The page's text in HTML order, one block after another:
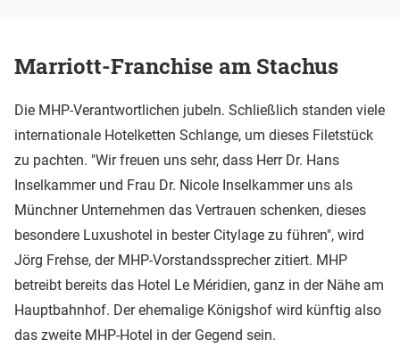
Marriott-Franchise am Stachus
Die MHP-Verantwortlichen jubeln. Schließlich standen viele
internationale Hotelketten Schlange, um dieses Filetstück
zu pachten. "Wir freuen uns sehr, dass Herr Dr. Hans
Inselkammer und Frau Dr. Nicole Inselkammer uns als
Münchner Unternehmen das Vertrauen schenken, dieses
besondere Luxushotel in bester Citylage zu führen", wird
Jörg Frehse, der MHP-Vorstandssprecher zitiert. MHP
betreibt bereits das Hotel Le Méridien, ganz in der Nähe am
Hauptbahnhof. Der ehemalige Königshof wird künftig also
das zweite MHP-Hotel in der Gegend sein.